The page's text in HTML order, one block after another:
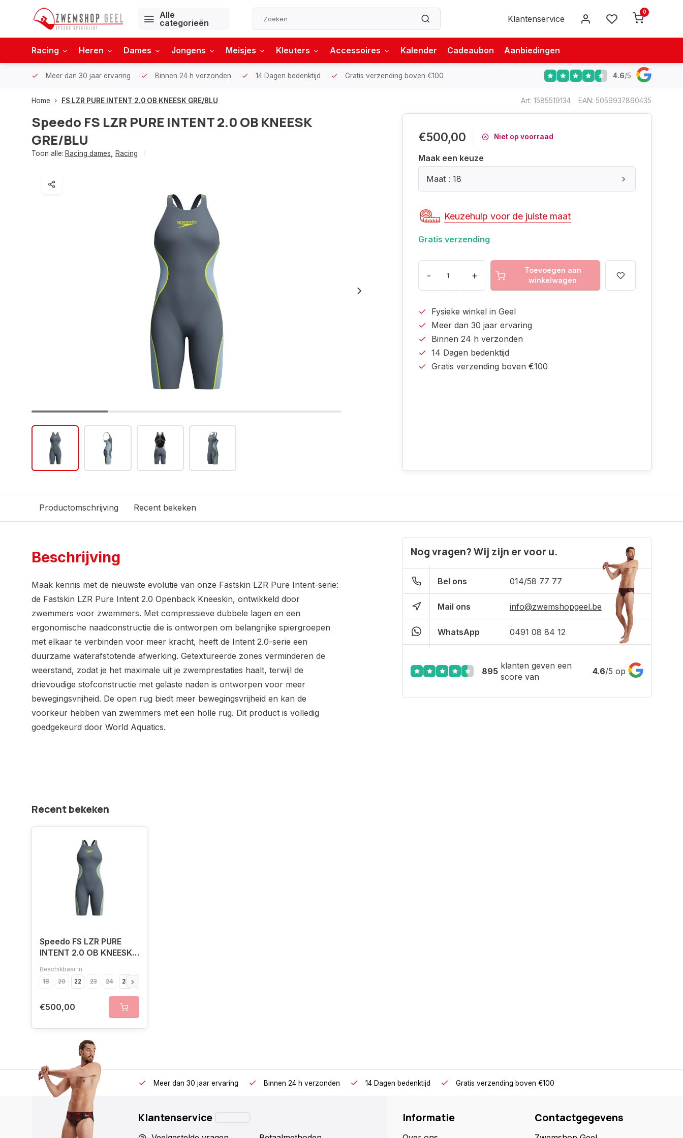
Alle
categorieën
Klantenservice
0
Racing Heren Dames Jongens Meisjes Kleuters Accessoires Kalender Cadeaubon Aanbiedingen
Meer dan 30 jaar ervaring Binnen 24 h verzonden 14 Dagen bedenktijd Gratis verzending boven €100 4.6/5
Home FS LZR PURE INTENT 2.0 OB KNEESK GRE/BLU Art: 1585519134 EAN: 5059937860435
Speedo FS LZR PURE INTENT 2.0 OB KNEESK
GRE/BLU
Toon alle: Racing dames Racing
€500,00 Niet op voorraad
Maak een keuze
Maat : 18
Keuzehulp voor de juiste maat
Gratis verzending
- +
Toevoegen aan
winkelwagen
Fysieke winkel in Geel
Meer dan 30 jaar ervaring
Binnen 24 h verzonden
14 Dagen bedenktijd
Gratis verzending boven €100
Productomschrijving Recent bekeken
Beschrijving
Maak kennis met de nieuwste evolutie van onze Fastskin LZR Pure Intent-serie:
de Fastskin LZR Pure Intent 2.0 Openback Kneeskin, ontwikkeld door
zwemmers voor zwemmers. Met compressieve dubbele lagen en een
ergonomische naadconstructie die is ontworpen om belangrijke spiergroepen
met elkaar te verbinden voor meer kracht, heeft de Intent 2.0-serie een
duurzame waterafstotende afwerking. Getextureerde zones verminderen de
weerstand, zodat je het maximale uit je zwemprestaties haalt, terwijl de
drievoudige stofconstructie met gelaste naden is ontworpen voor meer
bewegingsvrijheid. De open rug biedt meer bewegingsvrijheid en kan de
voorkeur hebben van zwemmers met een holle rug. Dit product is volledig
goedgekeurd door World Aquatics.
Nog vragen? Wij zijn er voor u.
Bel ons 014/58 77 77
Mail ons info@zwemshopgeel.be
WhatsApp 0491 08 84 12
895
klanten geven een
score van
4.6/5 op
Recent bekeken
Speedo FS LZR PURE
INTENT 2.0 OB KNEESK
Beschikbaar in
18
20 22 23 24 25
€500,00
Meer dan 30 jaar ervaring Binnen 24 h verzonden 14 Dagen bedenktijd Gratis verzending boven €100
Klantenservice Informatie Contactgegevens